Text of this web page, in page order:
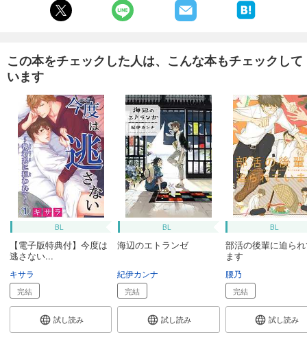
この本をチェックした人は、こんな本もチェックして
います
BL
【電子版特典付】今度は
逃さない...
キサラ
完結
試し読み
BL
海辺のエトランゼ
紀伊カンナ
完結
試し読み
BL
部活の後輩に迫ら
ます
腰乃
完結
試し読み